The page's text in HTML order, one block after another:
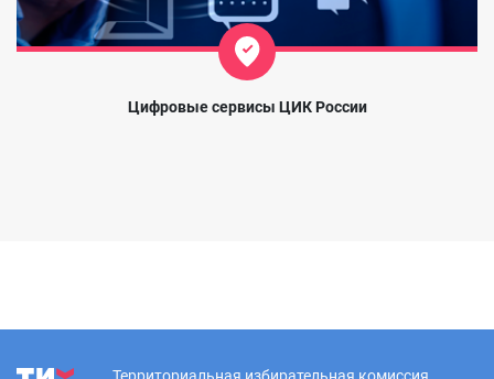
Цифровые сервисы ЦИК России
Территориальная избирательная комиссия